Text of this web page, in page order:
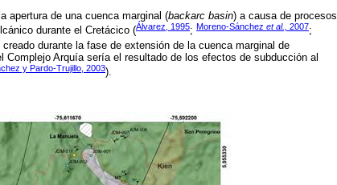
apertura de una cuenca marginal (backarc basin) a causa de procesos
durante el Cretácico (Álvarez, 1995; Moreno-Sánchez et al., 2007;
durante la fase de extensión de la cuenca marginal de
Arquía sería el resultado de los efectos de subducción al
y Pardo-Trujillo, 2003).